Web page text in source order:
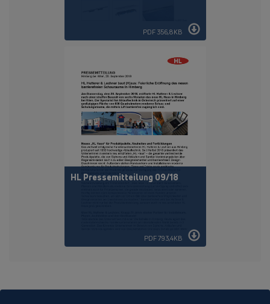
PDF 356,8KB
HL Pressemitteilung 09/18
PDF 793,4KB